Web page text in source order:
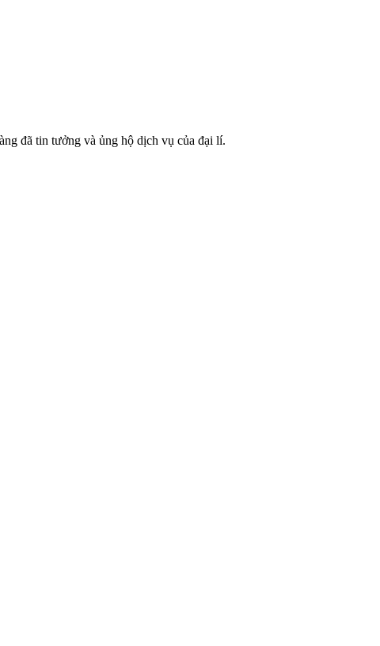
đã tin tưởng và ủng hộ dịch vụ của đại lí.